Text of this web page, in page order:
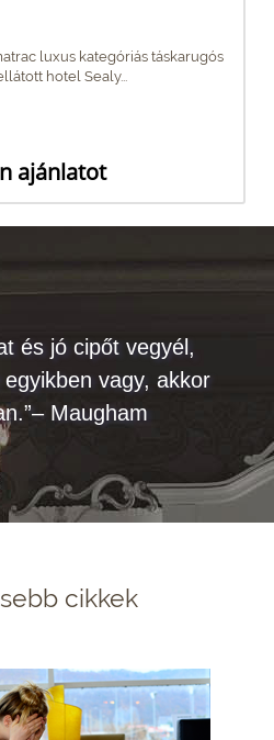
luxus kategóriás táskarugós
hotel Sealy...
ajánlatot
és jó cipőt vegyél,
vagy, akkor
Maugham
cikkek